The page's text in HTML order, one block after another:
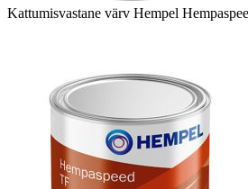
Kattumisvastane värv Hempel